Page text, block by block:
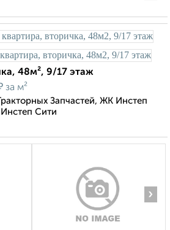
48м², 9/17 этаж
за м²
Запчастей, ЖК Инстеп
Сити
›